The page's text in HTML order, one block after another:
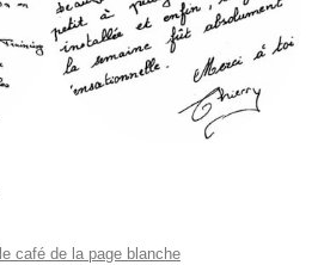
le café de la page blanche